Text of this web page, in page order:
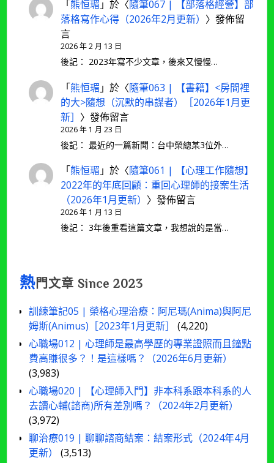
「熊恒瑂 」於〈隨筆067 | 【部落格經營】部
落格寫作心得（2026年2月更新） 〉發佈留
言
2026 年 2 月 13 日
後記： 2023年寫不少文章，後來又慢慢…
「熊恒瑂 」於〈隨筆063 | 【書籍】<房間裡
的大>隨想（沉默的串謀者）［2026年1月更
新］ 〉發佈留言
2026 年 1 月 23 日
後記： 最近的一篇新聞：台中榮總某3位外…
「熊恒瑂 」於〈隨筆061 | 【心理工作隨想】
2022年的年底回顧：重回心理師的接案生活
（2026年1月更新） 〉發佈留言
2026 年 1 月 13 日
後記： 3年後重看這篇文章，我想說的是當…
熱門文章 Since 2023
訓練筆記05 | 榮格心理治療：阿尼瑪(Anima)與阿尼
姆斯(Animus)［2023年1月更新］
(4,220)
心職場012 | 心理師是最高學歷的專業證照而且鐘點
費高賺很多？！是這樣嗎？（2026年6月更新）
(3,983)
心職場020 | 【心理師入門】非本科系跟本科系的人
去讀心輔(諮商)所有差別嗎？（2024年2月更新）
(3,972)
聊治療019 | 聊聊諮商結案：結案形式（2024年4月
更新）
(3,513)